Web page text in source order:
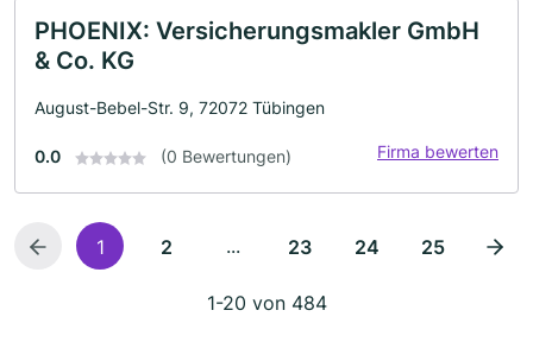
PHOENIX: Versicherungsmakler GmbH
& Co. KG
August-Bebel-Str. 9, 72072 Tübingen
0.0 (0 Bewertungen) Firma bewerten
1 2 ... 23 24 25
1-20 von 484